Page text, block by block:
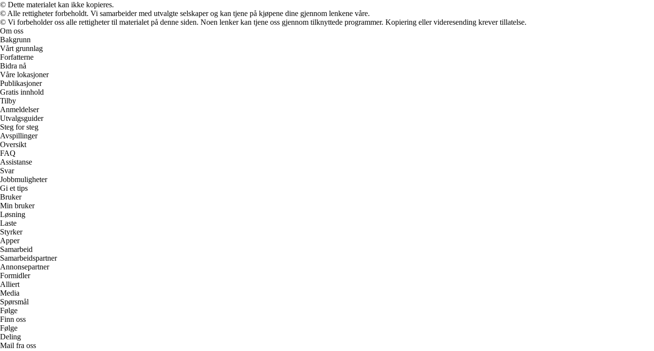
© Dette materialet kan ikke kopieres.
© Alle rettigheter forbeholdt. Vi samarbeider med utvalgte selskaper og kan tjene på kjøpene dine gjennom lenkene våre.
© Vi forbeholder oss alle rettigheter til materialet på denne siden. Noen lenker kan tjene oss gjennom tilknyttede programmer. Kopiering eller videresending krever tillatelse.
Om oss
Bakgrunn
Vårt grunnlag
Forfatterne
Bidra nå
Våre lokasjoner
Publikasjoner
Gratis innhold
Tilby
Anmeldelser
Utvalgsguider
Steg for steg
Avspillinger
Oversikt
FAQ
Assistanse
Svar
Jobbmuligheter
Gi et tips
Bruker
Min bruker
Løsning
Laste
Styrker
Apper
Samarbeid
Samarbeidspartner
Annonsepartner
Formidler
Alliert
Media
Spørsmål
Følge
Finn oss
Følge
Deling
Mail fra oss